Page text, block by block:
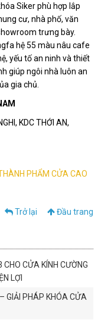
Siker phù hợp lắp
cư, nhà phố, văn
trưng bày.
hệ 55 màu nâu cafe
yếu tố an ninh và thiết
giúp ngôi nhà luôn an
gia chủ.
KDC THỚI AN,
PHẨM CỬA CAO
Trở lại Đầu trang
CHO CỬA KÍNH CƯỜNG
LỢI
GIẢI PHÁP KHÓA CỬA